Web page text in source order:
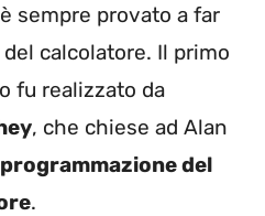
sempre provato a far
calcolatore. Il primo
fu realizzato da
, che chiese ad Alan
del
.